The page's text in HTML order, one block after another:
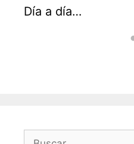
Día a día…
Buscar: